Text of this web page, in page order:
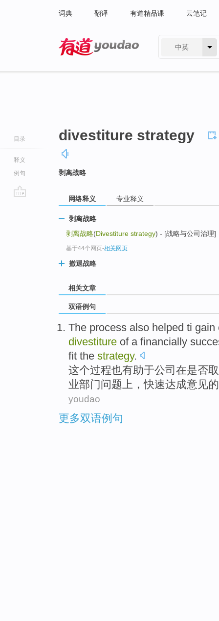
词典 翻译 有道精品课 云笔记
中英
目录
释义
例句
divestiture strategy
剥离战略
网络释义 专业释义
剥离战略
剥离战略(Divestiture strategy) - [战略与公司治理]
基于44个网页-相关网页
撤退战略
相关文章
双语例句
The process also helped ti gain
divestiture ofa financially
fit the strategy.
这个过程也有助于公司 在是否
业部门问题上，快速达成意见的
youdao
更多双语例句